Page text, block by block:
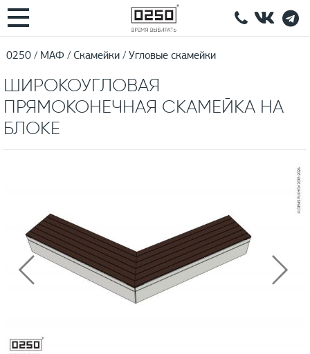
0250 МАФ Скамейки Угловые скамейки
ШИРОКОУГЛОВАЯ
ПРЯМОКОНЕЧНАЯ СКАМЕЙКА НА
БЛОКЕ